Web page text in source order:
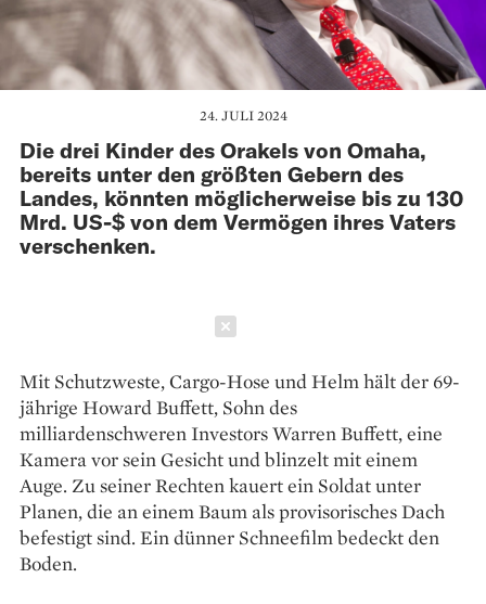
24. JULI 2024
Die drei Kinder des Orakels von Omaha,
bereits unter den größten Gebern des
Landes, könnten möglicherweise bis zu 130
Mrd. US-$ von dem Vermögen ihres Vaters
verschenken.
Mit Schutzweste, Cargo-Hose und Helm hält der 69-
jährige Howard Buffett, Sohn des
milliardenschweren Investors Warren Buffett, eine
Kamera vor sein Gesicht und blinzelt mit einem
Auge. Zu seiner Rechten kauert ein Soldat unter
Planen, die an einem Baum als provisorisches Dach
befestigt sind. Ein dünner Schneefilm bedeckt den
Boden.